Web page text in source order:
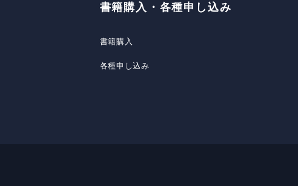
書籍購入・各種申し込み
書籍購入
各種申し込み